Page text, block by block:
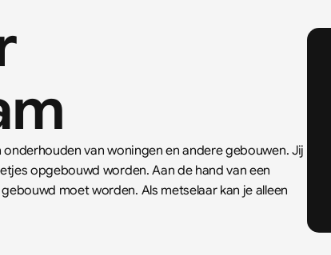
van woningen en andere gebouwen. Jij
opgebouwd worden. Aan de hand van een
moet worden. Als metselaar kan je alleen